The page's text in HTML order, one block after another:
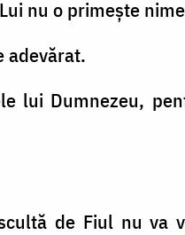
nu o primeşte
adevărat.
lui Dumnezeu,
de Fiul nu va